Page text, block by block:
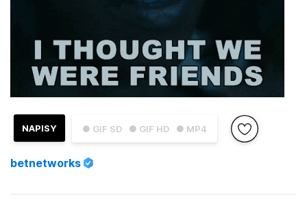
● GIF SD ● GIF HD ● MP4
NAPISY
betnetworks